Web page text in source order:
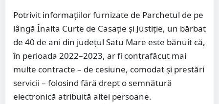
Potrivit informațiilor furnizate de Parchetul de pe
lângă Înalta Curte de Casație și Justiție, un bărbat
de 40 de ani din județul Satu Mare este bănuit că,
în perioada 2022–2023, ar fi contrafăcut mai
multe contracte – de cesiune, comodat și prestări
servicii – folosind fără drept o semnătură
electronică atribuită altei persoane.